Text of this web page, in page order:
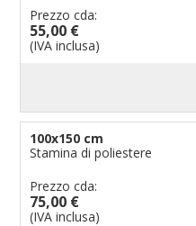
Prezzo cda:
55,00 €
(IVA inclusa)
100x150 cm
Stamina di poliestere
Prezzo cda:
75,00 €
(IVA inclusa)